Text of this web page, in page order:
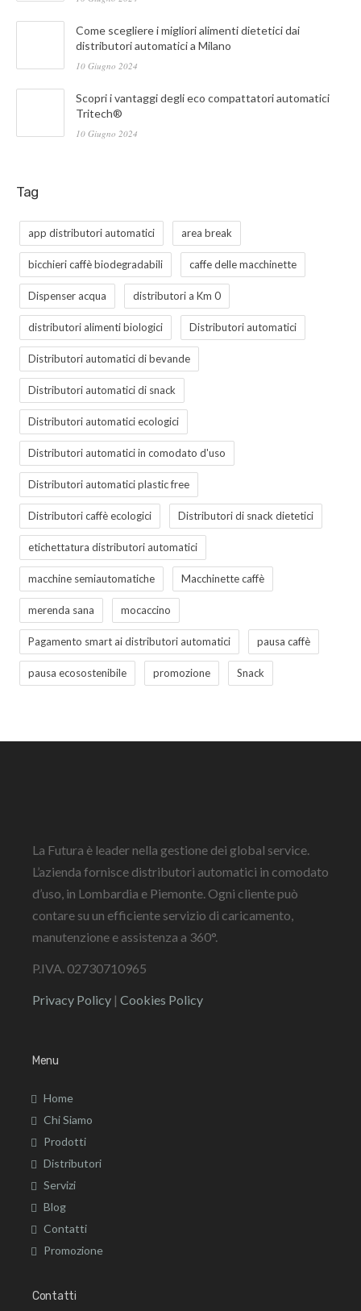
Come scegliere i migliori alimenti dietetici dai
distributori automatici a Milano
10 Giugno 2024
Scopri i vantaggi degli eco compattatori automatici
Tritech®
10 Giugno 2024
Tag
app distributori automatici area break
bicchieri caffè biodegradabili caffe delle macchinette
Dispenser acqua distributori a Km 0
distributori alimenti biologici Distributori automatici
Distributori automatici di bevande
Distributori automatici di snack
Distributori automatici ecologici
Distributori automatici in comodato d'uso
Distributori automatici plastic free
Distributori caffè ecologici Distributori di snack dietetici
etichettatura distributori automatici
macchine semiautomatiche Macchinette caffè
merenda sana mocaccino
Pagamento smart ai distributori automatici pausa caffè
pausa ecosostenibile promozione Snack
La Futura è leader nella gestione dei global service.
L’azienda fornisce distributori automatici in comodato
d’uso, in Lombardia e Piemonte. Ogni cliente può
contare su un efficiente servizio di caricamento,
manutenzione e assistenza a 360°.
P.IVA. 02730710965
Privacy Policy | Cookies Policy
Menu
Home
Chi Siamo
Prodotti
Distributori
Servizi
Blog
Contatti
Promozione
Contatti